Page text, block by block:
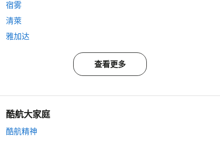
宿雾
清萊
雅加达
查看更多
酷航大家庭
酷航精神